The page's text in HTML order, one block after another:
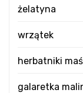
żelatyna
wrzątek
herbatniki
galaretka